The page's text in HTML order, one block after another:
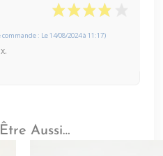
commande : Le 14/08/2024 à 11:17)
Aussi…